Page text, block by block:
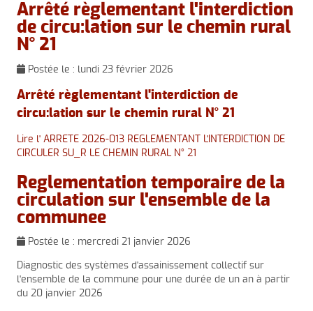
Arrêté règlementant l'interdiction
de circu:lation sur le chemin rural
N° 21
Postée le : lundi 23 février 2026
Arrêté règlementant l'interdiction de
circu:lation sur le chemin rural N° 21
Lire l' ARRETE 2026-013 REGLEMENTANT L'INTERDICTION DE
CIRCULER SU_R LE CHEMIN RURAL N° 21
Reglementation temporaire de la
circulation sur l'ensemble de la
communee
Postée le : mercredi 21 janvier 2026
Diagnostic des systèmes d'assainissement collectif sur
l'ensemble de la commune pour une durée de un an à partir
du 20 janvier 2026